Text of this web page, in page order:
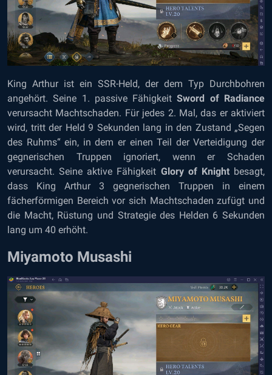
King Arthur ist ein SSR-Held, der dem Typ Durchbohren
angehört. Seine 1. passive FähigkeitSword of Radiance
verursacht Machtschaden. Für jedes 2. Mal, das er aktiviert
wird, tritt der Held 9 Sekunden lang in den Zustand „Segen
des Ruhms“ ein, in dem er einen Teil der Verteidigung der
gegnerischen Truppen ignoriert, wenn er Schaden
verursacht. Seine aktive Fähigkeit Glory of Knightbesagt,
dass King Arthur 3 gegnerischen Truppen in einem
fächerförmigen Bereich vor sich Machtschaden zufügt und
die Macht, Rüstung und Strategie des Helden 6 Sekunden
lang um 40 erhöht.
Miyamoto Musashi